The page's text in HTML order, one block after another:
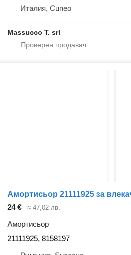
Италия, Cuneo
Massucco T. srl
Амортисьор 21111925 за
24 €
≈ 47,02 лв.
Амортисьор
21111925, 8158197